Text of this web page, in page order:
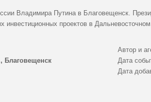
Владимира Путина в Благовещенск.
инвестиционных проектов в
Автор и
Благовещенск Дата
Дата